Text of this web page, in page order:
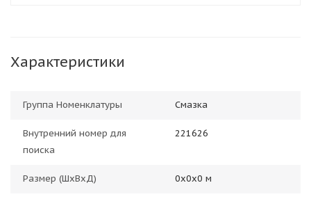
Характеристики
Группа Номенклатуры Смазка
Внутренний номер для
поиска
221626
Размер (ШхВхД) 0х0х0 м